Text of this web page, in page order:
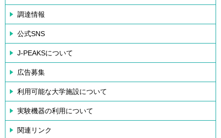
調達情報
公式SNS
J-PEAKSについて
広告募集
利用可能な大学施設について
実験機器の利用について
関連リンク